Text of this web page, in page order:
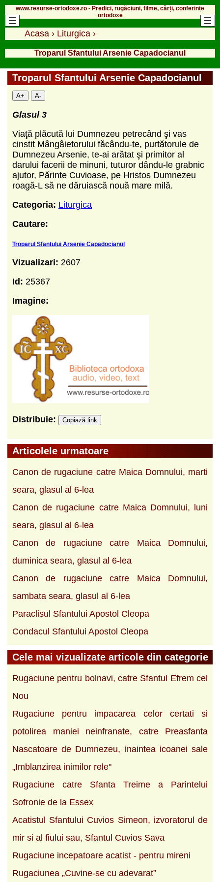
www.resurse-ortodoxe.ro - Predici, rugăciuni, filme, cărți, conferințe
ortodoxe
Acasa › Liturgica ›
Troparul Sfantului Arsenie Capadocianul
Troparul Sfantului Arsenie Capadocianul
A+ A-
Glasul 3
Viaţă plăcută lui Dumnezeu petrecând şi vas
cinstit Mângâietorului făcându-te, purtătorule de
Dumnezeu Arsenie, te-ai arătat şi primitor al
darului facerii de minuni, tuturor dându-le grabnic
ajutor, Părinte Cuvioase, pe Hristos Dumnezeu
roagă-L să ne dăruiască nouă mare milă.
Categoria: Liturgica
Cautare:
Troparul Sfantului Arsenie Capadocianul
Vizualizari: 2607
Id: 25367
Imagine:
Distribuie: Copiază link
Articolele urmatoare
Canon de rugaciune catre Maica Domnului, marti
seara, glasul al 6-lea
Canon de rugaciune catre Maica Domnului, luni
seara, glasul al 6-lea
Canon de rugaciune catre Maica Domnului,
duminica seara, glasul al 6-lea
Canon de rugaciune catre Maica Domnului,
sambata seara, glasul al 6-lea
Paraclisul Sfantului Apostol Cleopa
Condacul Sfantului Apostol Cleopa
Cele mai vizualizate articole din categorie
Rugaciune pentru bolnavi, catre Sfantul Efrem cel
Nou
Rugaciune pentru impacarea celor certati si
potolirea maniei neinfranate, catre Preasfanta
Nascatoare de Dumnezeu, inaintea icoanei sale
„Imblanzirea inimilor rele"
Rugaciune catre Sfanta Treime a Parintelui
Sofronie de la Essex
Acatistul Sfantului Cuvios Simeon, izvoratorul de
mir si al fiului sau, Sfantul Cuvios Sava
Rugaciune incepatoare acatist - pentru mireni
Rugaciunea „Cuvine-se cu adevarat”